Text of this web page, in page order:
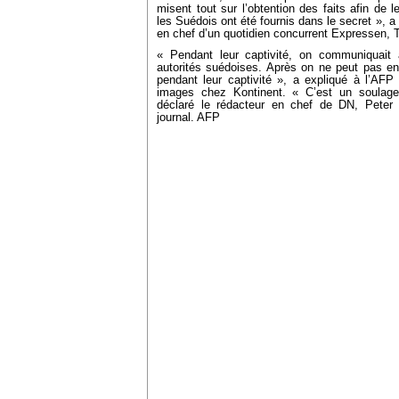
misent tout sur l’obtention des faits afin de
les Suédois ont été fournis dans le secret »,
en chef d’un quotidien concurrent Expressen,
« Pendant leur captivité, on
autorités suédoises. Après on ne peut pas
pendant leur captivité », a expliqué à
images chez Kontinent. « C’est un
déclaré le rédacteur en chef de DN, Peter
journal. AFP